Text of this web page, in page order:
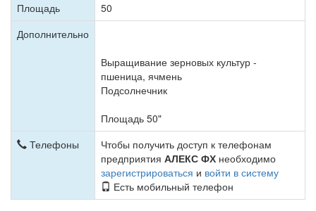
Площадь
50
Дополнительно
Выращивание зерновых культур -
пшеница, ячмень
Подсолнечник
Площадь 50"
Телефоны
Чтобы получить доступ к телефонам
предприятия АЛЕКС ФХ необходимо
зарегистрироваться и войти в систему
Есть мобильный телефон